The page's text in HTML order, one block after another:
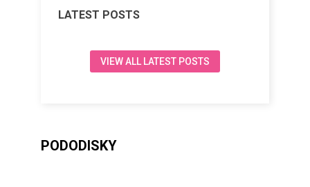
LATEST POSTS
VIEW ALL LATEST POSTS
PODODISKY